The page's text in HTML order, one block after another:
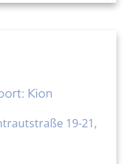
Kion
19-21,